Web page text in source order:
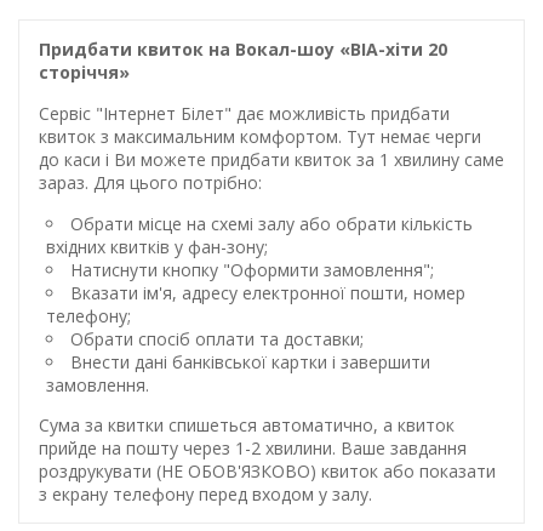
Придбати квиток на Вокал-шоу «ВІА-хіти 20
сторіччя»
Сервіс "Інтернет Білет" дає можливість придбати
квиток з максимальним комфортом. Тут немає черги
до каси і Ви можете придбати квиток за 1 хвилину саме
зараз. Для цього потрібно:
Обрати місце на схемі залу або обрати кількість
вхідних квитків у фан-зону;
Натиснути кнопку "Оформити замовлення";
Вказати ім'я, адресу електронної пошти, номер
телефону;
Обрати спосіб оплати та доставки;
Внести дані банківської картки і завершити
замовлення.
Сума за квитки спишеться автоматично, а квиток
прийде на пошту через 1-2 хвилини. Ваше завдання
роздрукувати (НЕ ОБОВ'ЯЗКОВО) квиток або показати
з екрану телефону перед входом у залу.